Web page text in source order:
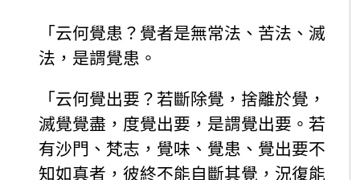
「云何覺患？覺者是無常法、苦法、滅
法，是謂覺患。
「云何覺出要？若斷除覺，捨離於覺，
滅覺覺盡，度覺出要，是謂覺出要。若
有沙門、梵志，覺味、覺患、覺出要不
知如真者，彼終不能自斷其覺，況復能